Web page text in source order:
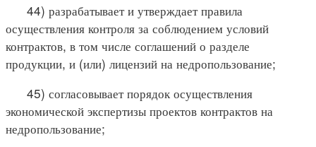
44) разрабатывает и утверждает правила
осуществления контроля за соблюдением условий
контрактов, в том числе соглашений о разделе
продукции, и (или) лицензий на недропользование;
45) согласовывает порядок осуществления
экономической экспертизы проектов контрактов на
недропользование;